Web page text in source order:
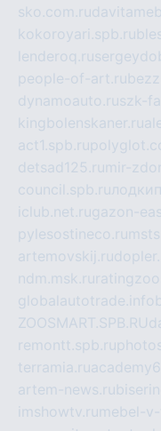
sko.com.ru
kokoroyari.spb.ru
lenderoq.ru
people-of-art.ru
dynamoauto.ruszk-
kingbolenskaner.ru
act1.spb.ru
detsad125.ru mir-
council.spb.ru
iclub.net.rugazon-
pylesostineco.ru
artemovskij.ru
ndm.msk.ru
globalautotrade.info
ZOOSMART.SPB.RU
remontt.spb.ru
terramia.ru
artem-news.ru
imshowtv.ru mebel-